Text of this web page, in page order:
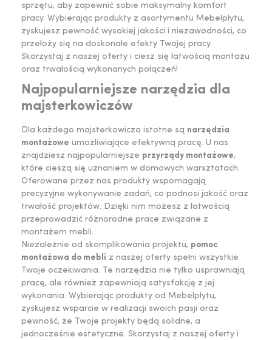
sprzętu, aby zapewnić sobie maksymalny komfort
pracy. Wybierając produkty z asortymentu Mebelpłytu,
zyskujesz pewność wysokiej jakości i niezawodności, co
przełoży się na doskonałe efekty Twojej pracy.
Skorzystaj z naszej oferty i ciesz się łatwością montażu
oraz trwałością wykonanych połączeń!
Najpopularniejsze narzędzia dla
majsterkowiczów
Dla każdego majsterkowicza istotne są narzędzia
montażowe umożliwiające efektywną pracę. U nas
znajdziesz najpopularniejsze przyrządy montażowe,
które cieszą się uznaniem w domowych warsztatach.
Oferowane przez nas produkty wspomagają
precyzyjne wykonywanie zadań, co podnosi jakość oraz
trwałość projektów. Dzięki nim możesz z łatwością
przeprowadzić różnorodne prace związane z
montażem mebli.
Niezależnie od skomplikowania projektu, pomoc
montażowa do mebli z naszej oferty spełni wszystkie
Twoje oczekiwania. Te narzędzia nie tylko usprawniają
pracę, ale również zapewniają satysfakcję z jej
wykonania. Wybierając produkty od Mebelpłytu,
zyskujesz wsparcie w realizacji swoich pasji oraz
pewność, że Twoje projekty będą solidne, a
jednocześnie estetyczne. Skorzystaj z naszej oferty i